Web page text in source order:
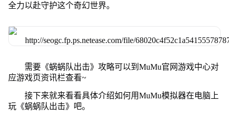
全力以赴守护这个奇幻世界。
需要《蜗蜗队出击》攻略可以到MuMu官网游戏中心对
应游戏页资讯栏查看~
接下来就来看看具体介绍如何用MuMu模拟器在电脑上
玩《蜗蜗队出击》吧。